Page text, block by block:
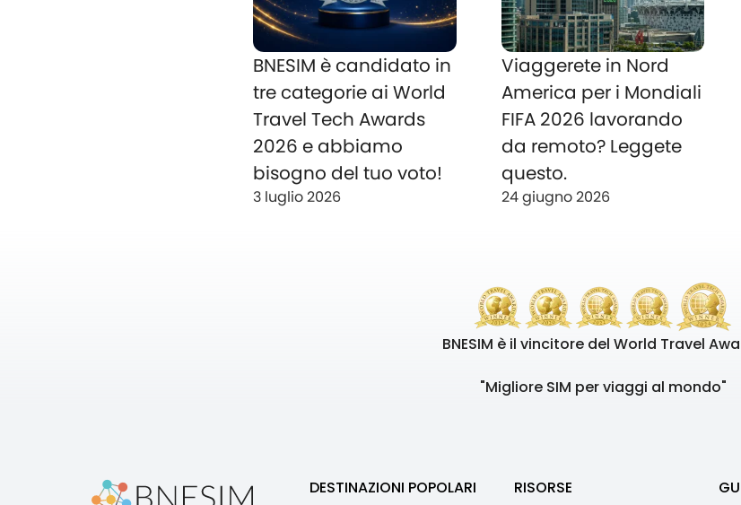
BNESIM è candidato in
tre categorie ai World
Travel Tech Awards
2026 e abbiamo
bisogno del tuo voto!
3 luglio 2026
Viaggerete in Nord
America per i Mondiali
FIFA 2026 lavorando
da remoto? Leggete
questo.
24 giugno 2026
BNESIM è il vincitore del World Travel
"Migliore SIM per viaggi al mondo"
DESTINAZIONI POPOLARI RISORSE